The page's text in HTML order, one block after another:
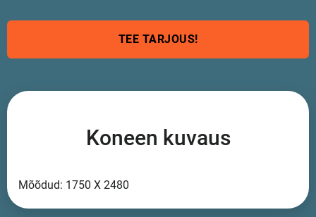
TEE TARJOUS!
Koneen kuvaus
Mõõdud: 1750 X 2480